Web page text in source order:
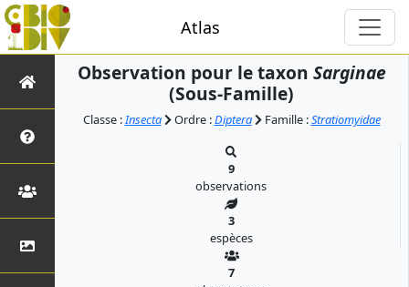
Atlas
Observation pour le taxon Sarginae
(Sous-Famille)
Classe :Insecta Ordre :Diptera Famille :Stratiomyidae
9
observations
3
espèces
7